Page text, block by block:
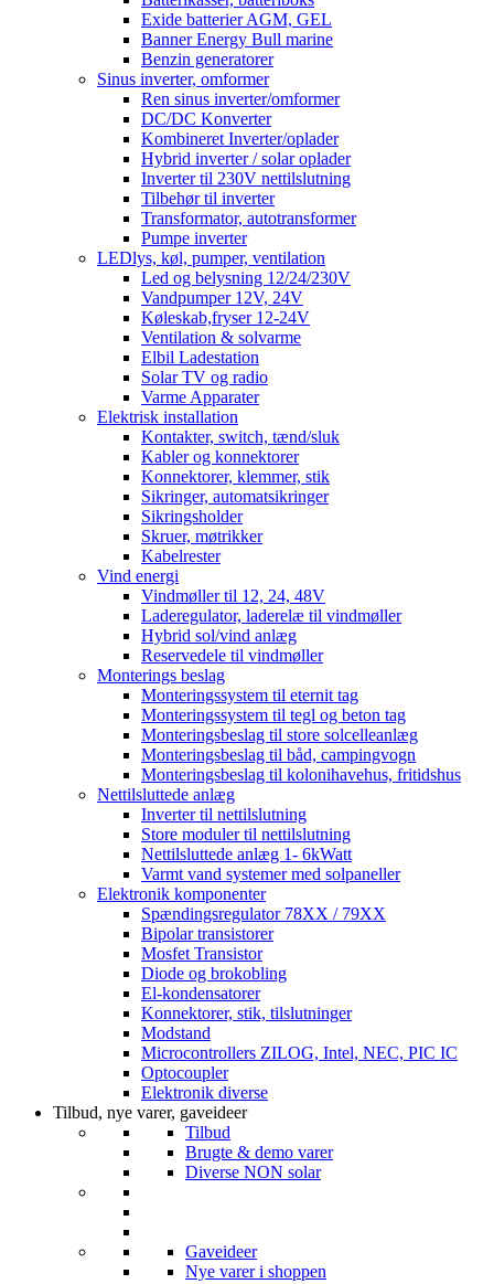
Exide batterier AGM, GEL
Banner Energy Bull marine
Benzin generatorer
Sinus inverter, omformer
Ren sinus inverter/omformer
DC/DC Konverter
Kombineret Inverter/oplader
Hybrid inverter / solar oplader
Inverter til 230V nettilslutning
Tilbehør til inverter
Transformator, autotransformer
Pumpe inverter
LEDlys, køl, pumper, ventilation
Led og belysning 12/24/230V
Vandpumper 12V, 24V
Køleskab,fryser 12-24V
Ventilation & solvarme
Elbil Ladestation
Solar TV og radio
Varme Apparater
Elektrisk installation
Kontakter, switch, tænd/sluk
Kabler og konnektorer
Konnektorer, klemmer, stik
Sikringer, automatsikringer
Sikringsholder
Skruer, møtrikker
Kabelrester
Vind energi
Vindmøller til 12, 24, 48V
Laderegulator, laderelæ til vindmøller
Hybrid sol/vind anlæg
Reservedele til vindmøller
Monterings beslag
Monteringssystem til eternit tag
Monteringssystem til tegl og beton tag
Monteringsbeslag til store solcelleanlæg
Monteringsbeslag til båd, campingvogn
Monteringsbeslag til kolonihavehus, fritidshus
Nettilsluttede anlæg
Inverter til nettilslutning
Store moduler til nettilslutning
Nettilsluttede anlæg 1- 6kWatt
Varmt vand systemer med solpaneller
Elektronik komponenter
Spændingsregulator 78XX / 79XX
Bipolar transistorer
Mosfet Transistor
Diode og brokobling
El-kondensatorer
Konnektorer, stik, tilslutninger
Modstand
Microcontrollers ZILOG, Intel, NEC, PIC IC
Optocoupler
Elektronik diverse
Tilbud, nye varer, gaveideer
Tilbud
Brugte & demo varer
Diverse NON solar
Gaveideer
Nye varer i shoppen